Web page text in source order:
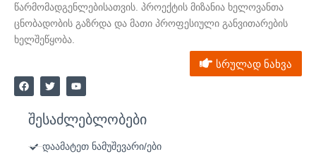
წარმომადგენლებისათვის. პროექტის მიზანია ხელოვანთა
ცნობადობის გაზრდა და მათი პროფესიული განვითარების
ხელშეწყობა.
სრულად ნახვა
F
a
c
e
b
k
T
w
i
t
Y
o
u
u
b
შესაძლებლობები
დაამატეთ ნამუშევარი/ები